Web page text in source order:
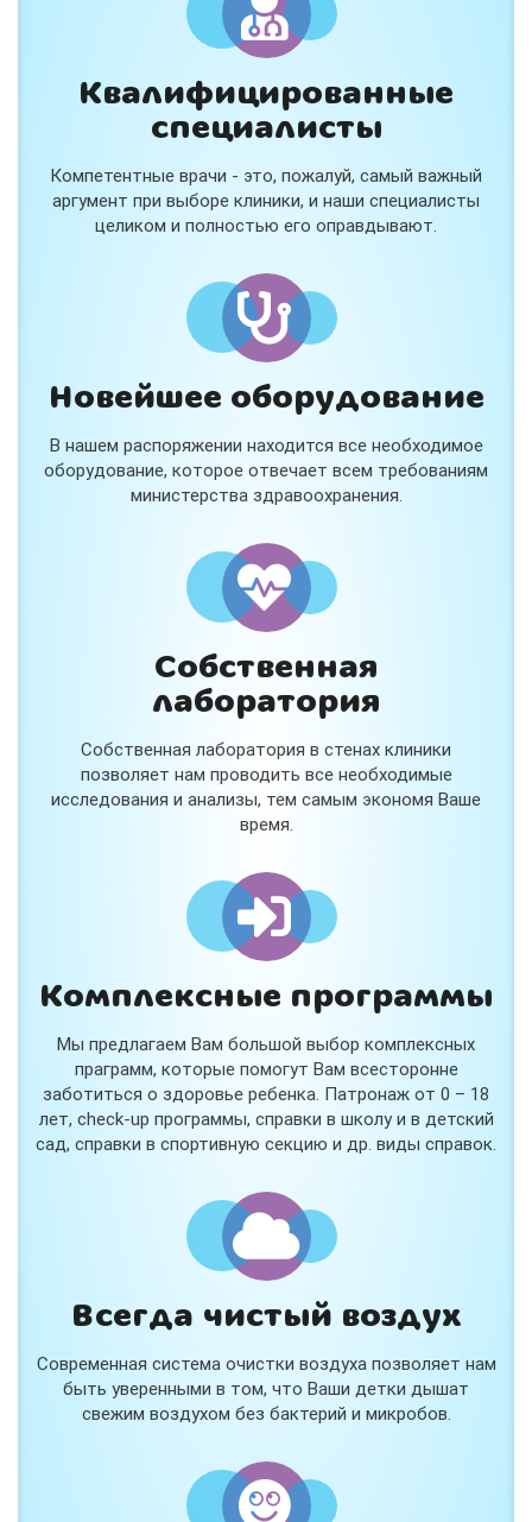
Квалифицированные
специалисты
Компетентные врачи - это, пожалуй, самый важный
аргумент при выборе клиники, и наши специалисты
целиком и полностью его оправдывают.
Новейшее оборудование
В нашем распоряжении находится все необходимое
оборудование, которое отвечает всем требованиям
министерства здравоохранения.
Собственная
лаборатория
Собственная лаборатория в стенах клиники
позволяет нам проводить все необходимые
исследования и анализы, тем самым экономя Ваше
время.
Комплексные программы
Мы предлагаем Вам большой выбор комплексных
праграмм, которые помогут Вам всесторонне
заботиться о здоровье ребенка. Патронаж от 0 – 18
лет, check-up программы, справки в школу и в детский
сад, справки в спортивную секцию и др. виды справок.
Всегда чистый воздух
Современная система очистки воздуха позволяет нам
быть уверенными в том, что Ваши детки дышат
свежим воздухом без бактерий и микробов.
Консультация ортопеда +
тейпирование за 1 приём
Вас или вашего ребёнка беспокоят:
- боли в спине, шее, коленях или ногах?
- дискомфорт после спорта и нагрузок?
В «Медлэнд» принимает известный ортопед-
травматолог Шехмаметьев Али Зарефуллович
В прием входит:
✔️ Осмотр и консультация врача
✔️ Рекомендации по вашей ситуации
✔️Тейпирование
спортсменам и беременным женщинам.
Специальная цена — 3000 ₽.
и расскажем подробнее!
Нет, спасибо
Я согласен на обработкуперсональных данных
Работает наСтримвуд